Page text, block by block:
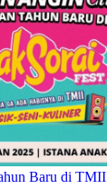
Baru di TMII